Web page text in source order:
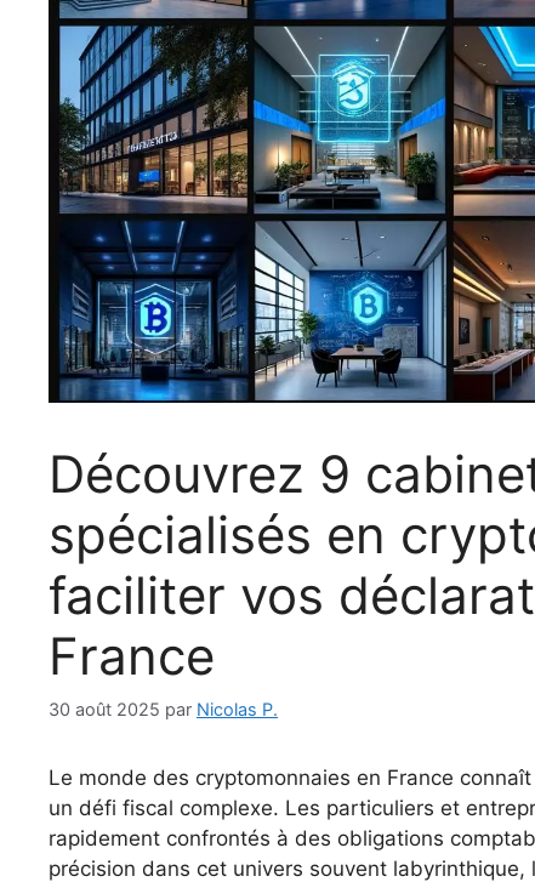
Découvrez 9
spécialisés en
faciliter vos
France
30 août 2025 par Nicolas P.
Le monde des cryptomonnaies en France
un défi fiscal complexe. Les particuliers et
rapidement confrontés à des obligations
précision dans cet univers souvent